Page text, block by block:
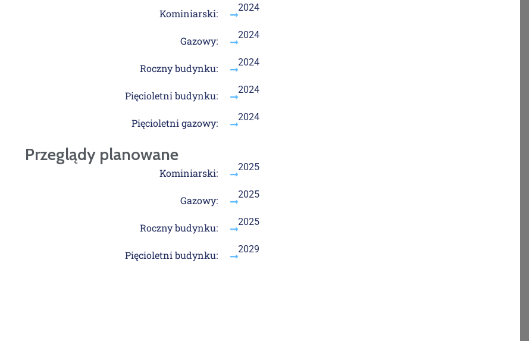
Kominiarski: 2024
Gazowy: 2024
Roczny budynku: 2024
Pięcioletni budynku: 2024
Pięcioletni gazowy: 2024
Przeglądy planowane
Kominiarski: 2025
Gazowy: 2025
Roczny budynku: 2025
Pięcioletni budynku: 2029